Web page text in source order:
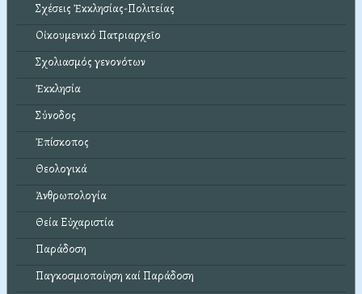
Σχέσεις Ἐκκλησίας-Πολιτείας
Οἰκουμενικό Πατριαρχεῖο
Σχολιασμός γενονότων
Ἐκκλησία
Σύνοδος
Ἐπίσκοπος
Θεολογικά
Ἀνθρωπολογία
Θεία Εὐχαριστία
Παράδοση
Παγκοσμιοποίηση καί Παράδοση